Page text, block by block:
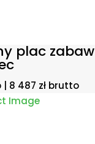
plac zabaw
8 487 złbrutto